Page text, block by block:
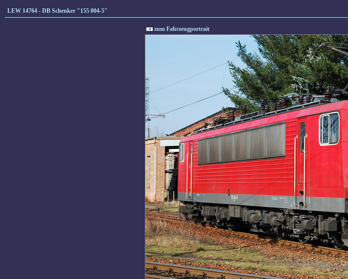
LEW 14764 - DB Schenker "155 004-5"
zum Fahrzeugportrait